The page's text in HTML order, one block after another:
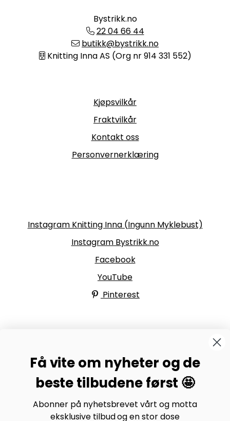
Bystrikk.no
22 04 66 44
butikk@bystrikk.no
Knitting Inna AS (Org nr 914 331 552)
Kjøpsvilkår
Fraktvilkår
Kontakt oss
Personvernerklæring
Instagram Knitting Inna (Ingunn Myklebust)
Instagram Bystrikk.no
Facebook
YouTube
Pinterest
Bli medlem av Bystrikk-forumet vårt på Facebook og
møt både designere og teststrikkere, samt 31.000
andre Bystrikkere som deler erfaringer, bilder og
inspirasjon.
Få vite om nyheter og de
beste tilbudene først 🤩
Abonner på nyhetsbrevet vårt og motta
eksklusive tilbud og en stor dose